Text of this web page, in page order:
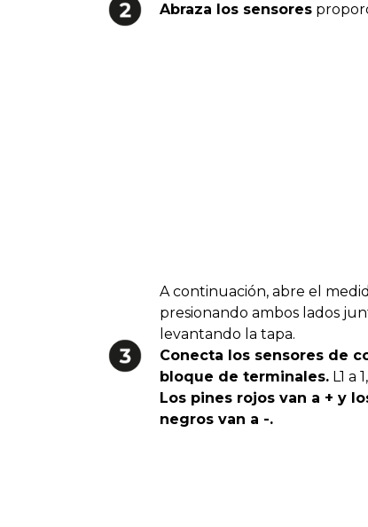
Abraza los sensores
A continuación, abre el
presionando ambos lados
levantando la tapa.
Conecta los sensores de
bloque de terminales. L1 a
Los pines rojos van a + y
negros van a -.